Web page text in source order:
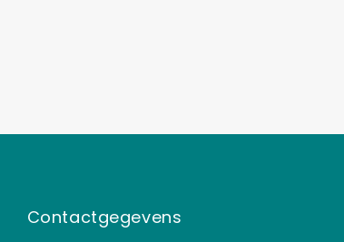
Contactgegevens